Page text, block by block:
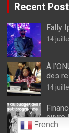
Recent
Fally
14
À
des
14
ouvre
14
French